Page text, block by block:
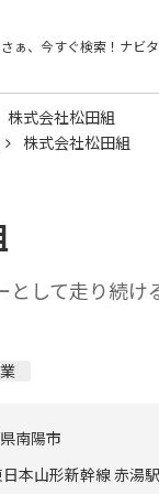
さぁ、今すぐ検索！ ナビ
株式会社松田組
株式会社松田組
して走り続け
南陽市
本山形新幹線 赤湯